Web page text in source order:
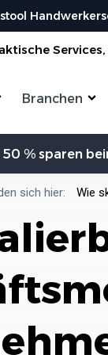
Trockenbauer
Branchen
Magazin
Bei uns findest du
vieles mehr ...
Lexikon
Bei uns im
Roadmap &
innovative Ideen...
% sparen
sich hier: Wie